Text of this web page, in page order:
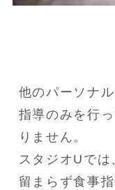
他のパーソナ
指導のみを行
りません。
スタジオUで
留まらず食事